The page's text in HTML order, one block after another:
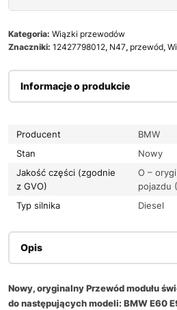
Kategoria: Wiązki przewodów
Znaczniki: 12427798012, N47, przewód,
Informacje o produkcie
Producent
BMW
Stan
Nowy
Jakość części (zgodnie
z GVO)
O –
pojazdu
Typ silnika
Diesel
Opis
Nowy, oryginalny Przewód modułu
do następujących modeli: BMW E60